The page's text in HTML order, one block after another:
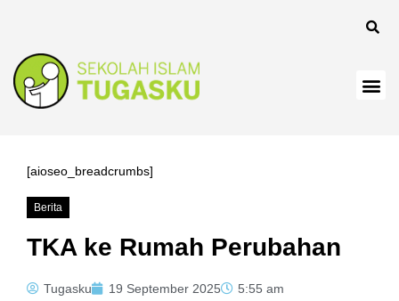
[aioseo_breadcrumbs]
Berita
TKA ke Rumah Perubahan
Tugasku 19 September 2025
5:55 am